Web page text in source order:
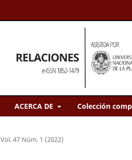
ACERCA DE Colección
Vol. 47 Núm. 1 (2022)